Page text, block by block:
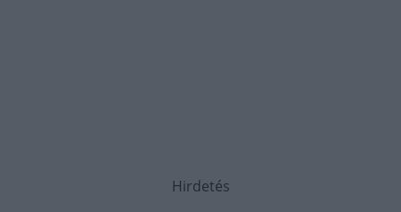
Hirdetés